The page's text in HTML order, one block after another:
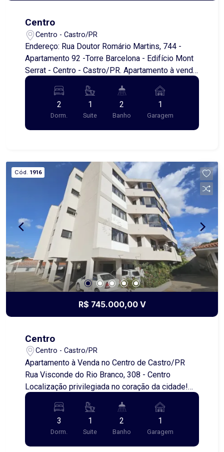
Centro
Centro - Castro/PR
Endereço: Rua Doutor Romário Martins, 744 -
Apartamento 92 -Torre Barcelona - Edifício Mont
Serrat - Centro - Castro/PR. Apartamento à venda
no Edifício Mont Serrat, um endereço de prestígio
que reúne conforto, sofisticação e uma vista de
tirar o fôlego. O imóvel está semimobiliado, com
móveis planejados de alto padrão que oferecem
praticidade e elegância em cada ambiente. Sua
acolhedora ao longo do dia. Além disso, o
apartamento conta com uma vista maravilhosa,
que proporciona momentos únicos de
contemplação e bem-estar. Uma oportunidade
perfeita para quem busca qualidade de vida,
requinte e exclusividade em um dos melhores
empreendimentos da região.
2
Dorm.
1
Suite
2
Banho
1
Garagem
Cód. 1916
R$ 745.000,00 V
Centro
Centro - Castro/PR
Apartamento à Venda no Centro de Castro/PR
Rua Visconde do Rio Branco, 308 - Centro
Localização privilegiada no coração da cidade!
Detalhes do imóvel: - 2 quartos - 1 suíte -
Banheiro social - Cozinha planejada - Sala de
estar e jantar integradas - Lavanderia - Garagem
com vaga para 1 carro Pronto para morar, com
móveis planejados que trazem praticidade e
3
Dorm.
1
Suite
2
Banho
1
Garagem